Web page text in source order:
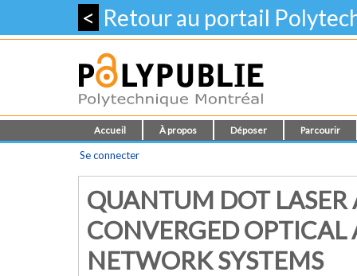
< Retour au portail
Accueil À propos Déposer Parcourir
Se connecter
QUANTUM DOT
CONVERGED OPTICAL
NETWORK SYSTEMS